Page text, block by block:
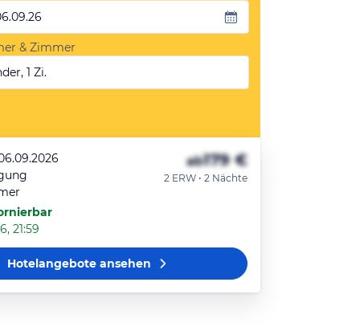
& Zimmer
1 Zi.
21:59
ab179 €
2 ERW • 2 Nächte
Hotelangeboteansehen